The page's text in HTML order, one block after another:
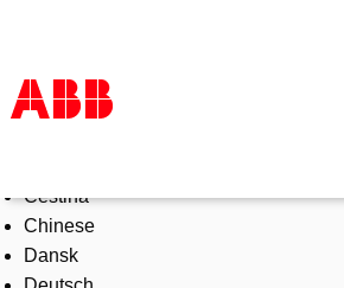
Products & Solutions
Industries
Services
About us
Čeština
Chinese
Dansk